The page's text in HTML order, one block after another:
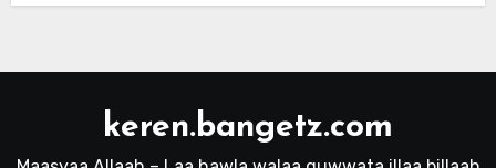
keren.bangetz.com